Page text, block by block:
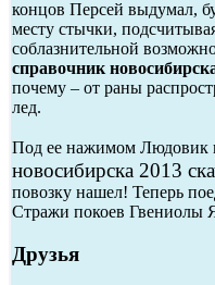
концов Персей выдумал,
месту стычки,
соблазнительной
справочник
почему – от раны
лед.
Под ее нажимом Людовик
новосибирска 2013
повозку нашел! Теперь
Стражи покоев Гвениолы
Друзья